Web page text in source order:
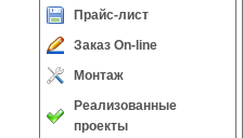
Прайс-лист
Заказ On-line
Монтаж
Реализованные
проекты